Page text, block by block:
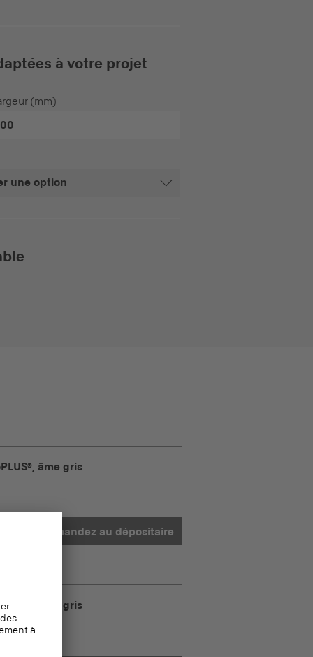
à votre projet
(mm)
une option
âme gris
Demandez au dépositaire
âme gris